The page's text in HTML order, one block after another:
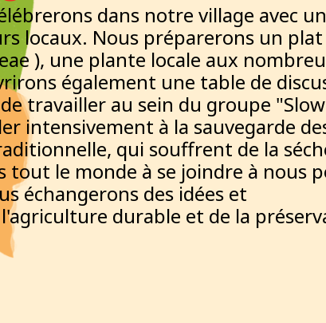
dans notre village avec un
locaux. Nous préparerons un plat
), une plante locale aux
également une table de
travailler au sein du groupe
intensivement à la sauvegarde
qui souffrent de la
tout le monde à se joindre à nous
échangerons des idées et
durable et de la